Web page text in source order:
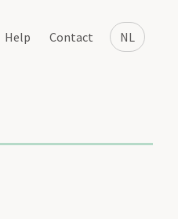
NL
Help Contact